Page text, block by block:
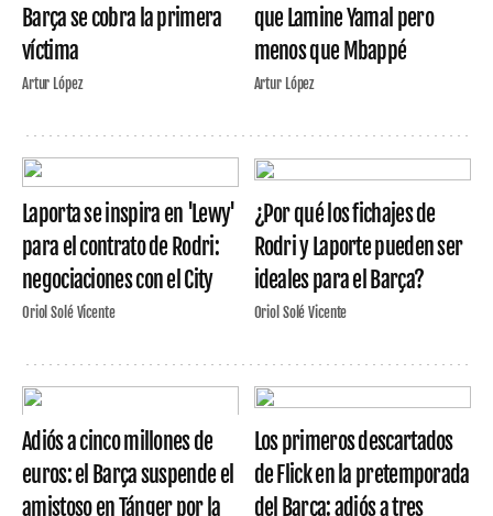
Barça se cobra la primera
víctima
Artur López
que Lamine Yamal pero
menos que Mbappé
Artur López
Laporta se inspira en 'Lewy'
para el contrato de Rodri:
negociaciones con el City
Oriol Solé Vicente
¿Por qué los fichajes de
Rodri y Laporte pueden ser
ideales para el Barça?
Oriol Solé Vicente
Adiós a cinco millones de
euros: el Barça suspende el
amistoso en Tánger por la
Los primeros descartados
de Flick en la pretemporada
del Barça: adiós a tres